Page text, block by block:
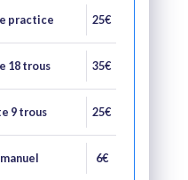
practice 25€
18 trous 35€
9 trous 25€
6€